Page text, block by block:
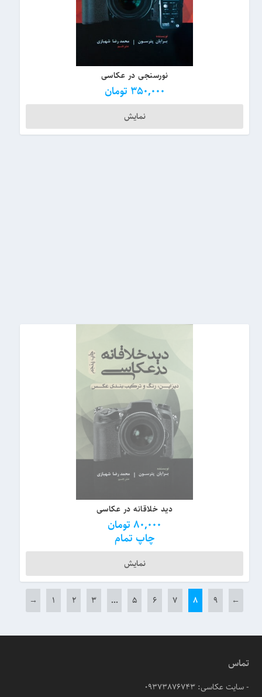
نورسنجی در عکاسی
350,000 تومان
نمایش
دید خلاقانه در عکاسی
80,000 تومان
چاپ تمام
نمایش
→ ۱ ۲ ۳ … ۵ ۶ ۷ ۸ ۹ ←
تماس
- سایت عکاسی: 09373876743